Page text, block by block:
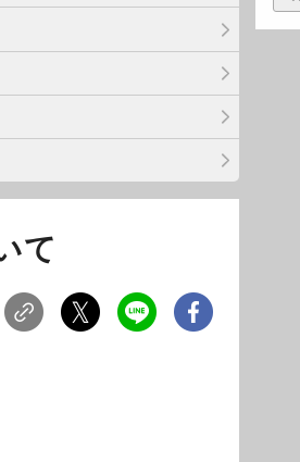
て